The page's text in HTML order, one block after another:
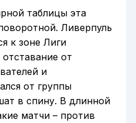
таблицы эта
Ливерпуль
к зоне Лиги
от
и
от группы
в спину. В длинной
матчи – против